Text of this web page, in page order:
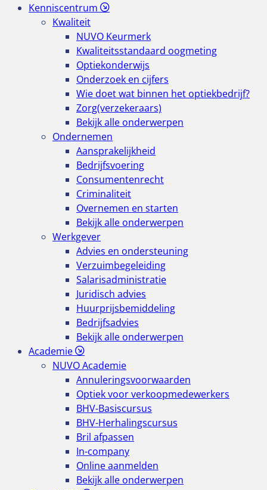
Kenniscentrum
Kwaliteit
NUVO Keurmerk
Kwaliteitsstandaard oogmeting
Optiekonderwijs
Onderzoek en cijfers
Wie doet wat binnen het optiekbedrijf?
Zorg(verzekeraars)
Bekijk alle onderwerpen
Ondernemen
Aansprakelijkheid
Bedrijfsvoering
Consumentenrecht
Criminaliteit
Overnemen en starten
Bekijk alle onderwerpen
Werkgever
Advies en ondersteuning
Verzuimbegeleiding
Salarisadministratie
Juridisch advies
Huurprijsbemiddeling
Bedrijfsadvies
Bekijk alle onderwerpen
Academie
NUVO Academie
Annuleringsvoorwaarden
Optiek voor verkoopmedewerkers
BHV-Basiscursus
BHV-Herhalingscursus
Bril afpassen
In-company
Online aanmelden
Bekijk alle onderwerpen